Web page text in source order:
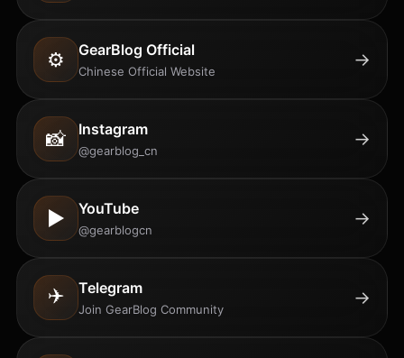
⚙️ GearBlog Official
Chinese Official Website
→
📸 Instagram
@gearblog_cn
→
▶️ YouTube
@gearblogcn
→
✈️ Telegram
Join GearBlog Community
→